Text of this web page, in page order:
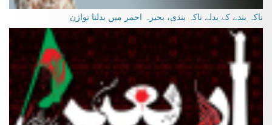
ناکہ بندے کے بدلے ناکہ بندی، بحیرہ احمر میں بدلتا توازن